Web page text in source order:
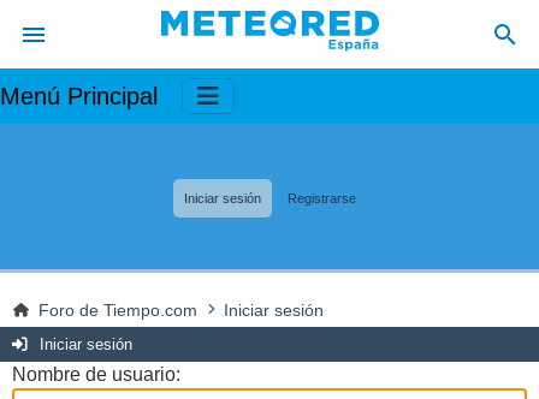
Menú Principal
Iniciar sesión Registrarse
Foro de Tiempo.com Iniciar sesión
Iniciar sesión
Nombre de usuario: